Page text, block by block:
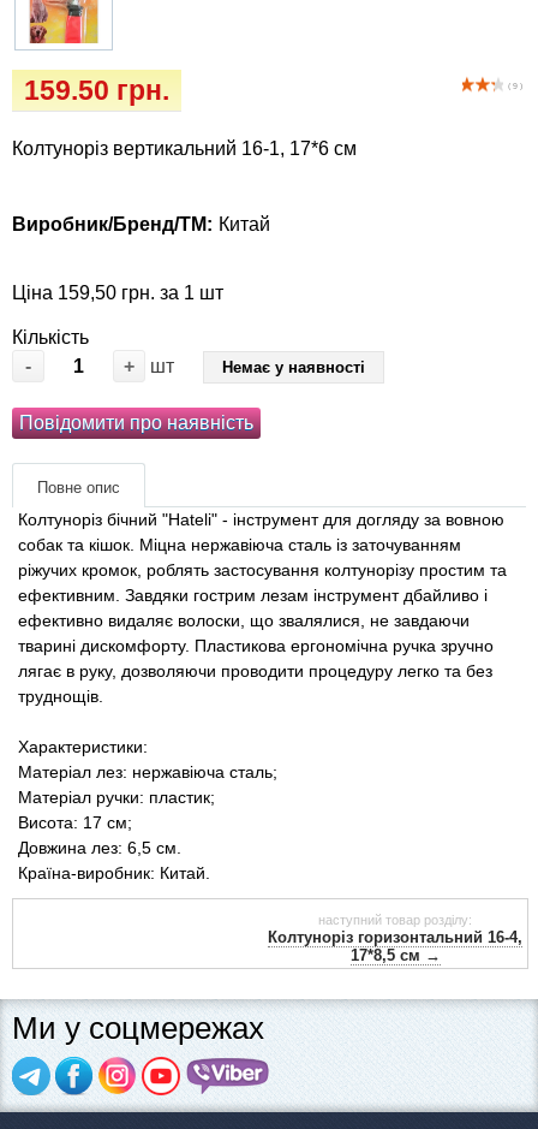
( 9 )
159.50 грн.
Колтуноріз вертикальний 16-1, 17*6 см
Виробник/Бренд/ТМ: Китай
Ціна 159,50 грн. за 1 шт
Кількість
-
+ шт Немає у наявності
Повідомити про наявність
Повне опис
Колтуноріз бічний "Hateli" - інструмент для догляду за вовною
собак та кішок. Міцна нержавіюча сталь із заточуванням
ріжучих кромок, роблять застосування колтунорізу простим та
ефективним. Завдяки гострим лезам інструмент дбайливо і
ефективно видаляє волоски, що звалялися, не завдаючи
тварині дискомфорту. Пластикова ергономічна ручка зручно
лягає в руку, дозволяючи проводити процедуру легко та без
труднощів.
Характеристики:
Матеріал лез: нержавіюча сталь;
Матеріал ручки: пластик;
Висота: 17 см;
Довжина лез: 6,5 см.
Країна-виробник: Китай.
наступний товар розділу:
Колтуноріз горизонтальний 16-4,
17*8,5 см →
Ми у соцмережах
Vet Diet Canine Wet - ветеринарные диеты
для собак
килимки
Миски, автогодівниці, поілки
Переноски, сумки, клітки
матеріали
Подарункові сертифікати
Товари для голубів
Товари для гризунів
Товари для коней
Хозряд - господарчі товари оптом
Популярні зоотоварі